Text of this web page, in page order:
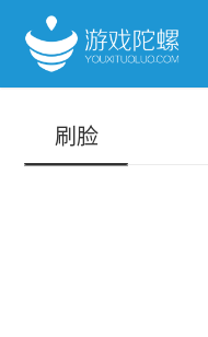
刷脸